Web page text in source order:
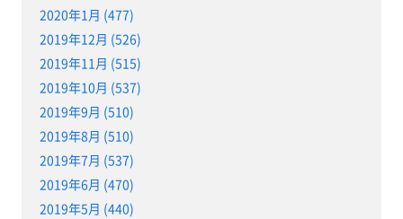
2020年1月 (477)
2019年12月 (526)
2019年11月 (515)
2019年10月 (537)
2019年9月 (510)
2019年8月 (510)
2019年7月 (537)
2019年6月 (470)
2019年5月 (440)